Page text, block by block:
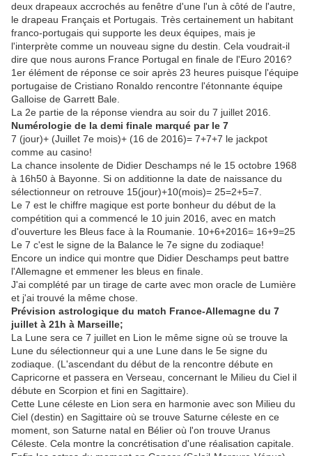
deux drapeaux accrochés au fenêtre d'une l'un à côté de l'autre,
le drapeau Français et Portugais. Très certainement un habitant
franco-portugais qui supporte les deux équipes, mais je
l'interprète comme un nouveau signe du destin. Cela voudrait-il
dire que nous aurons France Portugal en finale de l'Euro 2016?
1er élément de réponse ce soir après 23 heures puisque l'équipe
portugaise de Cristiano Ronaldo rencontre l'étonnante équipe
Galloise de Garrett Bale.
La 2e partie de la réponse viendra au soir du 7 juillet 2016.
Numérologie de la demi finale marqué par le 7
7 (jour)+ (Juillet 7e mois)+ (16 de 2016)= 7+7+7 le jackpot
comme au casino!
La chance insolente de Didier Deschamps né le 15 octobre 1968
à 16h50 à Bayonne. Si on additionne la date de naissance du
sélectionneur on retrouve 15(jour)+10(mois)= 25=2+5=7.
Le 7 est le chiffre magique est porte bonheur du début de la
compétition qui a commencé le 10 juin 2016, avec en match
d'ouverture les Bleus face à la Roumanie. 10+6+2016= 16+9=25
Le 7 c'est le signe de la Balance le 7e signe du zodiaque!
Encore un indice qui montre que Didier Deschamps peut battre
l'Allemagne et emmener les bleus en finale.
J'ai complété par un tirage de carte avec mon oracle de Lumière
et j'ai trouvé la même chose.
Prévision astrologique du match France-Allemagne du 7
juillet à 21h à Marseille;
La Lune sera ce 7 juillet en Lion le même signe où se trouve la
Lune du sélectionneur qui a une Lune dans le 5e signe du
zodiaque. (L'ascendant du début de la rencontre débute en
Capricorne et passera en Verseau, concernant le Milieu du Ciel il
débute en Scorpion et fini en Sagittaire).
Cette Lune céleste en Lion sera en harmonie avec son Milieu du
Ciel (destin) en Sagittaire où se trouve Saturne céleste en ce
moment, son Saturne natal en Bélier où l'on trouve Uranus
Céleste. Cela montre la concrétisation d'une réalisation capitale.